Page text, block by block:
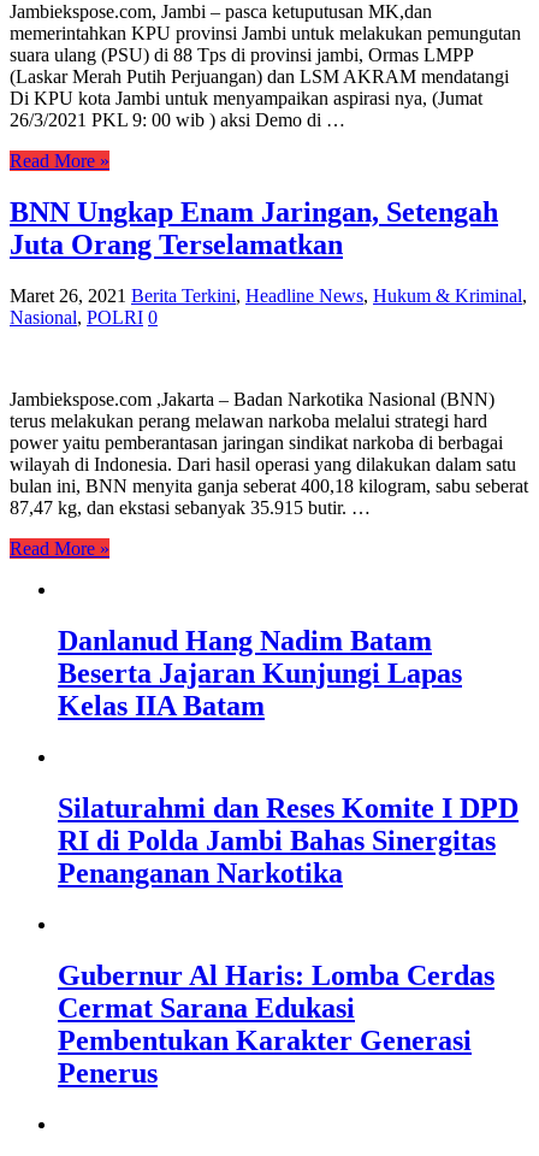
Jambiekspose.com, Jambi – pasca ketuputusan MK,dan
memerintahkan KPU provinsi Jambi untuk melakukan pemungutan
suara ulang (PSU) di 88 Tps di provinsi jambi, Ormas LMPP
(Laskar Merah Putih Perjuangan) dan LSM AKRAM mendatangi
Di KPU kota Jambi untuk menyampaikan aspirasi nya, (Jumat
26/3/2021 PKL 9: 00 wib ) aksi Demo di …
Read More »
BNN Ungkap Enam Jaringan, Setengah
Juta Orang Terselamatkan
Maret 26, 2021 Berita Terkini, Headline News, Hukum & Kriminal,
Nasional, POLRI 0
Jambiekspose.com ,Jakarta – Badan Narkotika Nasional (BNN)
terus melakukan perang melawan narkoba melalui strategi hard
power yaitu pemberantasan jaringan sindikat narkoba di berbagai
wilayah di Indonesia. Dari hasil operasi yang dilakukan dalam satu
bulan ini, BNN menyita ganja seberat 400,18 kilogram, sabu seberat
87,47 kg, dan ekstasi sebanyak 35.915 butir. …
Read More »
Danlanud Hang Nadim Batam
Beserta Jajaran Kunjungi Lapas
Kelas IIA Batam
Silaturahmi dan Reses Komite I DPD
RI di Polda Jambi Bahas Sinergitas
Penanganan Narkotika
Gubernur Al Haris: Lomba Cerdas
Cermat Sarana Edukasi
Pembentukan Karakter Generasi
Penerus